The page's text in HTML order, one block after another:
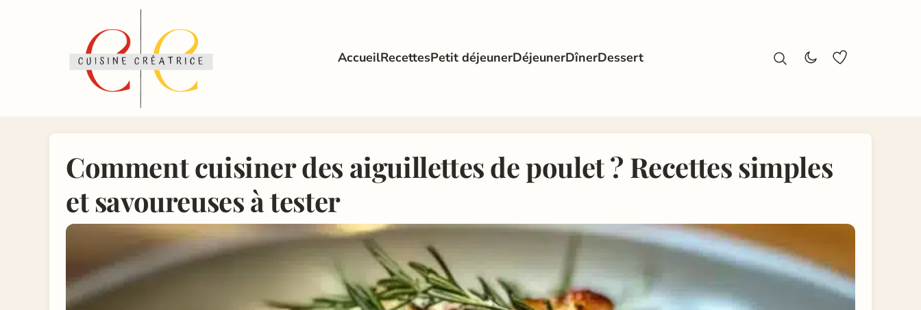
AccueilRecettesPetit déjeunerDéjeunerDînerDessert
Comment cuisiner des aiguillettes de poulet ? Recettes simples
et savoureuses à tester